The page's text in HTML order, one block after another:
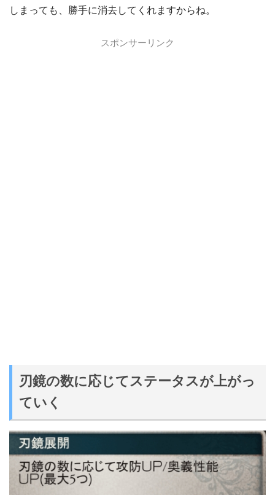
しまっても、勝手に消去してくれますからね。
スポンサーリンク
刃鏡の数に応じてステータスが上がっ
ていく